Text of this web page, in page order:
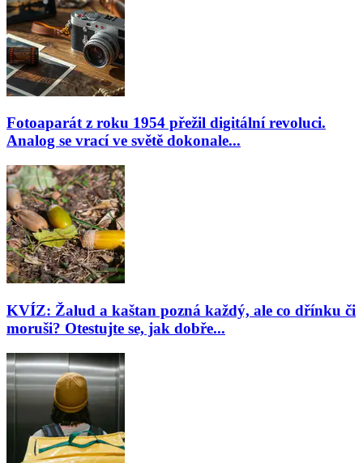
Fotoaparát z roku 1954 přežil digitální revoluci.
Analog se vrací ve světě dokonale...
KVÍZ: Žalud a kaštan pozná každý, ale co dřínku či
moruši? Otestujte se, jak dobře...